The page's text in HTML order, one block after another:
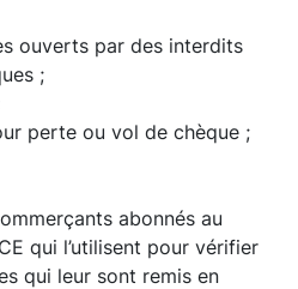
ouverts par des interdits
;
perte ou vol de chèque ;
abonnés au
qui l’utilisent pour vérifier
qui leur sont remis en